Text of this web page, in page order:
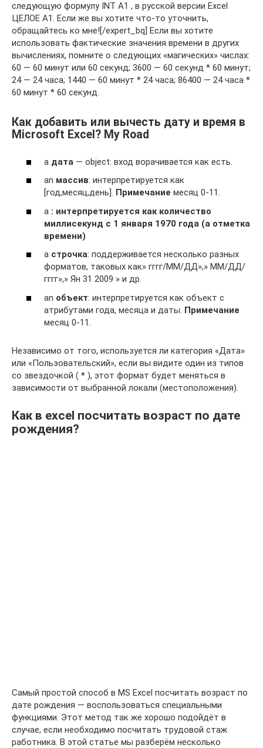
следующую формулу INT A1 , в русской версии Excel
ЦЕЛОЕ А1. Если же вы хотите что-то уточнить,
обращайтесь ко мне![/expert_bq] Если вы хотите
использовать фактические значения времени в других
вычислениях, помните о следующих «магических» числах:
60 — 60 минут или 60 секунд; 3600 — 60 секунд * 60 минут;
24 — 24 часа; 1440 — 60 минут * 24 часа; 86400 — 24 часа *
60 минут * 60 секунд.
Как добавить или вычесть дату и время в
Microsoft Excel? My Road
a дата — object: вход ворачивается как есть.
an массив: интерпретируется как
[год,месяц,день]. Примечание месяц 0-11.
a : интерпретируется как количество
миллисекунд с 1 января 1970 года (a отметка
времени)
a строчка: поддерживается несколько разных
форматов, таковых как» гггг/ММ/ДД»,» ММ/ДД/
гггг»,» Ян 31 2009 » и др.
an объект: интерпретируется как объект с
атрибутами года, месяца и даты. Примечание
месяц 0-11.
Независимо от того, используется ли категория «Дата»
или «Пользовательский», если вы видите один из типов
со звездочкой ( * ), этот формат будет меняться в
зависимости от выбранной локали (местоположения).
Как в excel посчитать возраст по дате
рождения?
Самый простой способ в MS Excel посчитать возраст по
дате рождения — воспользоваться специальными
функциями. Этот метод так же хорошо подойдёт в
случае, если необходимо посчитать трудовой стаж
работника. В этой статье мы разберём несколько